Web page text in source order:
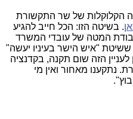
הקלוקלות של שר התקשורת
. בשיטה הזו: הכל חייב להגיע
עבודת המטה של עובדי המשרד
ששיטת "איש הישר בעיניו יעשה"
הזה שום תקנה, בקדנציה
נתקענו מאחור ואין מי